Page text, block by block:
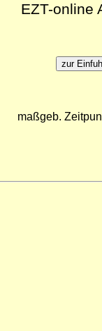
EZT-online
maßgeb.